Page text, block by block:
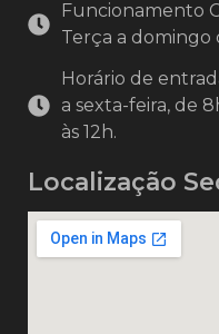
Funcionamento
Terça a domingo
Horário de
a sexta-feira, de
às 12h.
Localização